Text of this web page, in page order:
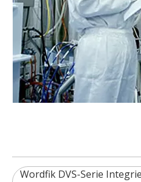
Wordfik DVS-Serie